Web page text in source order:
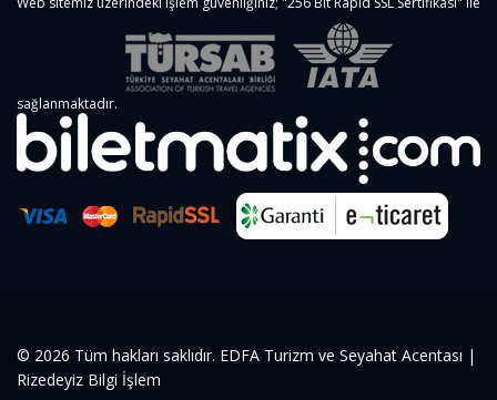
sağlanmaktadır.
© 2026 Tüm hakları saklıdır. EDFA Turizm ve Seyahat Acentası |
Rizedeyiz Bilgi İşlem